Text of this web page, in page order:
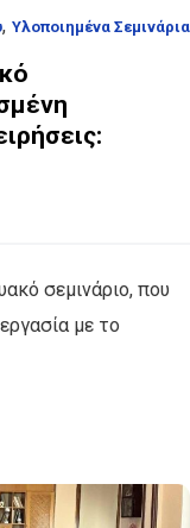
, Υλοποιημένα Σεμινάρια
σεμινάριο, που
με το